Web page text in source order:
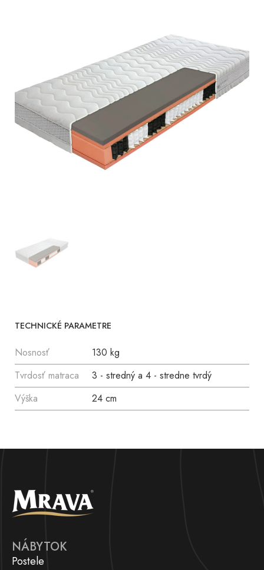
TECHNICKÉ PARAMETRE
Nosnosť
130 kg
Tvrdosť matraca
3 - stredný a 4 - stredne tvrdý
Výška
24 cm
NÁBYTOK
Postele